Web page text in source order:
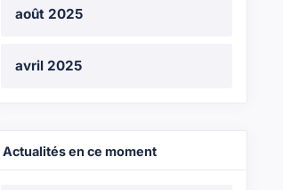
août 2025
avril 2025
Actualités en ce moment